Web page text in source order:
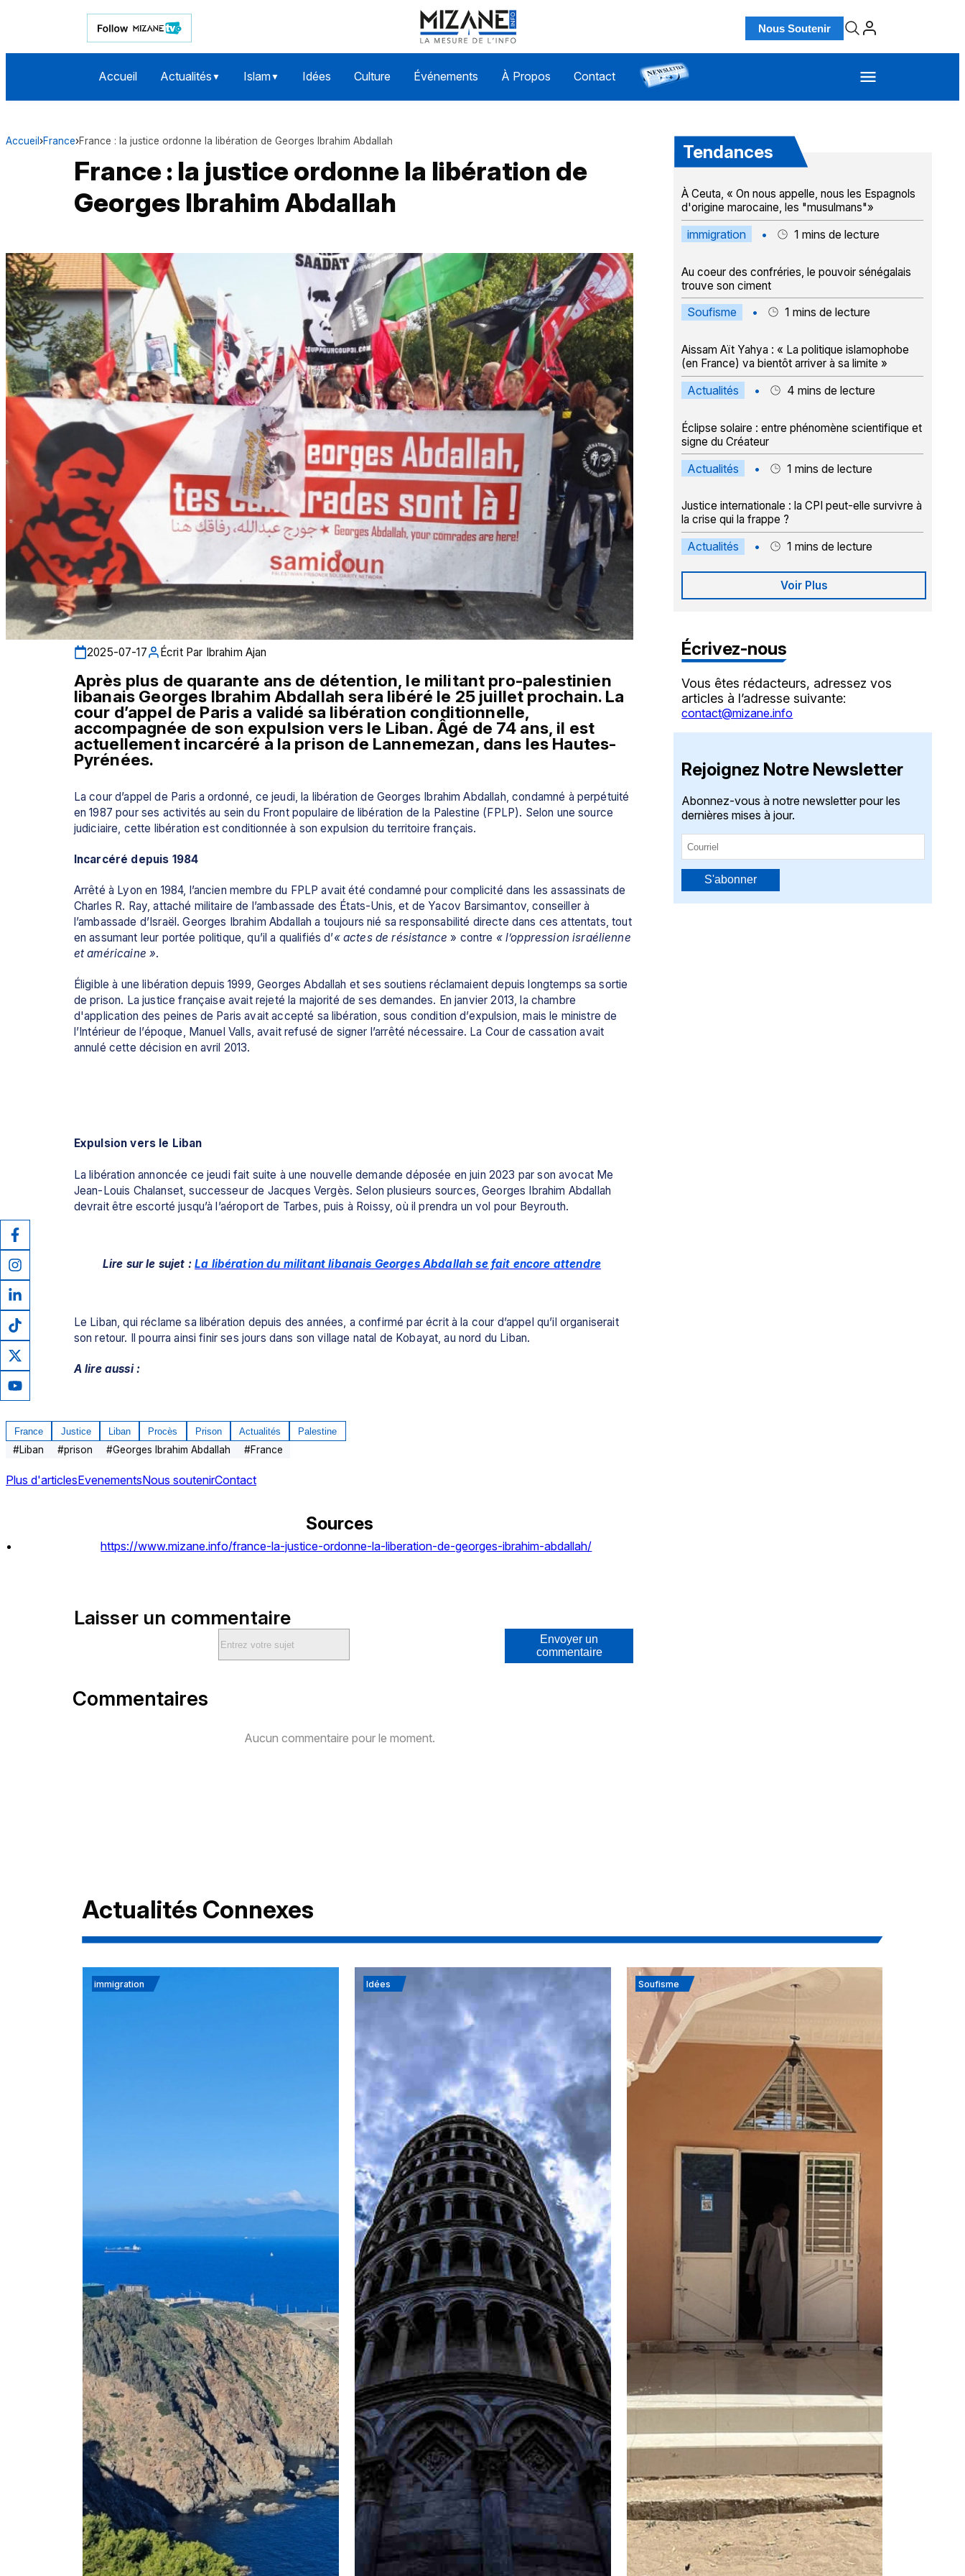
Nous Soutenir
Accueil Actualités ▼ Islam▼ Idées Culture Événements À Propos Contact
Accueil ›France›France : la justice ordonne la libération de Georges Ibrahim Abdallah
France : la justice ordonne la libération de
Georges Ibrahim Abdallah
2025-07-17 Écrit Par Ibrahim Ajan
Après plus de quarante ans de détention, le militant pro-palestinien
libanais Georges Ibrahim Abdallah sera libéré le 25 juillet prochain. La
cour d’appel de Paris a validé sa libération conditionnelle,
accompagnée de son expulsion vers le Liban. Âgé de 74 ans, il est
actuellement incarcéré à la prison de Lannemezan, dans les Hautes-
Pyrénées.
La cour d’appel de Paris a ordonné, ce jeudi, la libération de Georges Ibrahim Abdallah, condamné à perpétuité
en 1987 pour ses activités au sein du Front populaire de libération de la Palestine (FPLP). Selon une source
judiciaire, cette libération est conditionnée à son expulsion du territoire français.
Incarcéré depuis 1984
Arrêté à Lyon en 1984, l’ancien membre du FPLP avait été condamné pour complicité dans les assassinats de
Charles R. Ray, attaché militaire de l’ambassade des États-Unis, et de Yacov Barsimantov, conseiller à
l’ambassade d’Israël. Georges Ibrahim Abdallah a toujours nié sa responsabilité directe dans ces attentats, tout
en assumant leur portée politique, qu’il a qualifiés d’« actes de résistance » contre « l’oppression israélienne
et américaine ».
Éligible à une libération depuis 1999, Georges Abdallah et ses soutiens réclamaient depuis longtemps sa sortie
de prison. La justice française avait rejeté la majorité de ses demandes. En janvier 2013, la chambre
d'application des peines de Paris avait accepté sa libération, sous condition d’expulsion, mais le ministre de
l’Intérieur de l’époque, Manuel Valls, avait refusé de signer l’arrêté nécessaire. La Cour de cassation avait
annulé cette décision en avril 2013.
Expulsion vers le Liban
La libération annoncée ce jeudi fait suite à une nouvelle demande déposée en juin 2023 par son avocat Me
Jean-Louis Chalanset, successeur de Jacques Vergès. Selon plusieurs sources, Georges Ibrahim Abdallah
devrait être escorté jusqu’à l’aéroport de Tarbes, puis à Roissy, où il prendra un vol pour Beyrouth.
Lire sur le sujet : La libération du militant libanais Georges Abdallah se fait encore attendre
Le Liban, qui réclame sa libération depuis des années, a confirmé par écrit à la cour d’appel qu’il organiserait
son retour. Il pourra ainsi finir ses jours dans son village natal de Kobayat, au nord du Liban.
A lire aussi :
France Justice Liban Procès Prison Actualités Palestine
#Liban #prison #Georges Ibrahim Abdallah #France
Plus d'articlesEvenementsNous soutenirContact
Sources
https://www.mizane.info/france-la-justice-ordonne-la-liberation-de-georges-ibrahim-abdallah/
Laisser un commentaire
Envoyer un
commentaire
Commentaires
Aucun commentaire pour le moment.
Tendances
À Ceuta, « On nous appelle, nous les Espagnols
d'origine marocaine, les "musulmans"»
immigration • 1 mins de lecture
Au coeur des confréries, le pouvoir sénégalais
trouve son ciment
Soufisme • 1 mins de lecture
Aissam Aït Yahya : « La politique islamophobe
(en France) va bientôt arriver à sa limite »
Actualités • 4 mins de lecture
Éclipse solaire : entre phénomène scientifique et
signe du Créateur
Actualités • 1 mins de lecture
Justice internationale : la CPI peut-elle survivre à
la crise qui la frappe ?
Actualités • 1 mins de lecture
Voir Plus
Écrivez-nous
Vous êtes rédacteurs, adressez vos
articles à l’adresse suivante:
contact@mizane.info
Rejoignez Notre Newsletter
Abonnez-vous à notre newsletter pour les
dernières mises à jour.
S'abonner
Actualités Connexes
immigration Idées Soufisme